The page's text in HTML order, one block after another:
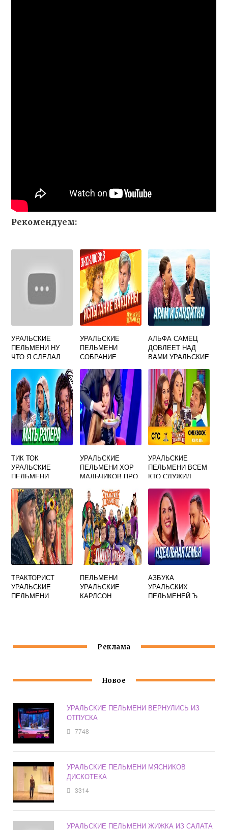
Рекомендуем:
УРАЛЬСКИЕ
ПЕЛЬМЕНИ НУ
ЧТО Я СДЕЛАЛ
УРАЛЬСКИЕ
ПЕЛЬМЕНИ
СОБРАНИЕ
АЛЬФА САМЕЦ
ДОВЛЕЕТ НАД
ВАМИ УРАЛЬСКИЕ
ТИК ТОК
УРАЛЬСКИЕ
ПЕЛЬМЕНИ
УРАЛЬСКИЕ
ПЕЛЬМЕНИ ХОР
МАЛЬЧИКОВ ПРО
УРАЛЬСКИЕ
ПЕЛЬМЕНИ ВСЕМ
КТО СЛУЖИЛ
ТРАКТОРИСТ
УРАЛЬСКИЕ
ПЕЛЬМЕНИ
ПЕЛЬМЕНИ
УРАЛЬСКИЕ
КАРЛСОН
АЗБУКА
УРАЛЬСКИХ
ПЕЛЬМЕНЕЙ Ъ
Реклама
Новое
УРАЛЬСКИЕ ПЕЛЬМЕНИ ВЕРНУЛИСЬ ИЗ
ОТПУСКА
7748
УРАЛЬСКИЕ ПЕЛЬМЕНИ МЯСНИКОВ
ДИСКОТЕКА
3314
УРАЛЬСКИЕ ПЕЛЬМЕНИ ЖИЖКА ИЗ САЛАТА